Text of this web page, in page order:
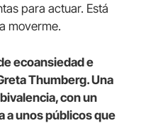
para actuar. Está
moverme.
ecoansiedad e
Thumberg. Una
con un
a unos públicos que